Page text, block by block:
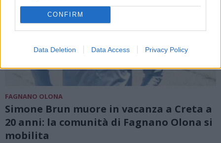
CONFIRM
Data Deletion Data Access Privacy Policy
FAGNANO OLONA
Simone Brun muore in vacanza a Creta a
20 anni: la comunità di Fagnano Olona si
mobilita